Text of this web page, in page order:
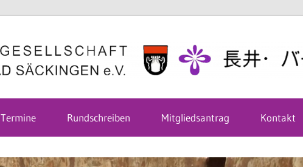
Termine Rundschreiben Mitgliedsantrag Kontakt